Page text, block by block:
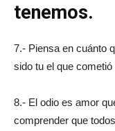
tenemos.
7.- Piensa en cuánto
sido tu el que cometió
8.- El odio es amor
comprender que